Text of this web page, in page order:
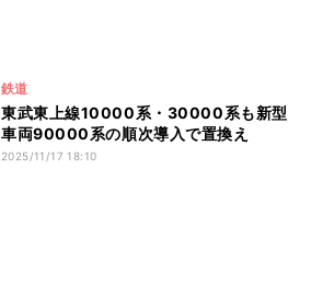
鉄道
東武東上線10000系・30000系も新型
車両90000系の順次導入で置換え
2025/11/17 18:10